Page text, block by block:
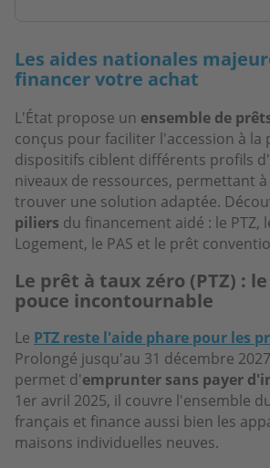
Les aides nationales
financer votre achat
L'État propose un ensemble de
conçus pour faciliter l'accession à la
dispositifs ciblent différents profils
niveaux de ressources, permettant
trouver une solution adaptée.
piliers du financement aidé : le PTZ,
Logement, le PAS et le prêt
Le prêt à taux zéro (PTZ) :
pouce incontournable
Le PTZ reste l'aide phare pour les
Prolongé jusqu'au 31 décembre
permet d'emprunter sans payer
1er avril 2025, il couvre l'ensemble
français et finance aussi bien les
maisons individuelles neuves.